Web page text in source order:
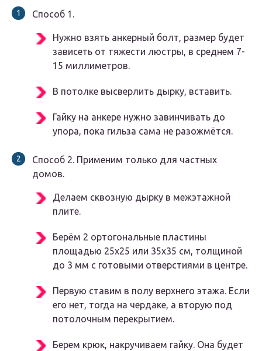
Способ 1.
Нужно взять анкерный болт, размер будет
зависеть от тяжести люстры, в среднем 7-
15 миллиметров.
В потолке высверлить дырку, вставить.
Гайку на анкере нужно завинчивать до
упора, пока гильза сама не разожмётся.
Способ 2. Применим только для частных
домов.
Делаем сквозную дырку в межэтажной
плите.
Берём 2 ортогональные пластины
площадью 25х25 или 35х35 см, толщиной
до 3 мм с готовыми отверстиями в центре.
Первую ставим в полу верхнего этажа. Если
его нет, тогда на чердаке, а вторую под
потолочным перекрытием.
Берем крюк, накручиваем гайку. Она будет